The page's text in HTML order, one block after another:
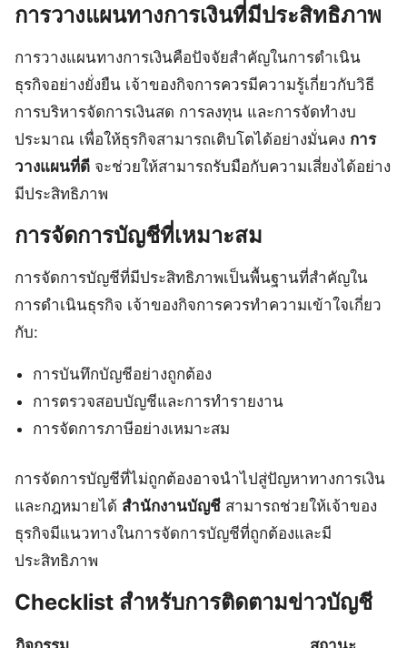
การวางแผนทางการเงินที่มีประสิทธิภาพ
การวางแผนทางการเงินคือปัจจัยสำคัญในการดำเนิน
ธุรกิจอย่างยั่งยืน เจ้าของกิจการควรมีความรู้เกี่ยวกับวิธี
การบริหารจัดการเงินสด การลงทุน และการจัดทำงบ
ประมาณ เพื่อให้ธุรกิจสามารถเติบโตได้อย่างมั่นคง การ
วางแผนที่ดี จะช่วยให้สามารถรับมือกับความเสี่ยงได้อย่าง
มีประสิทธิภาพ
การจัดการบัญชีที่เหมาะสม
การจัดการบัญชีที่มีประสิทธิภาพเป็นพื้นฐานที่สำคัญใน
การดำเนินธุรกิจ เจ้าของกิจการควรทำความเข้าใจเกี่ยว
กับ:
การบันทึกบัญชีอย่างถูกต้อง
การตรวจสอบบัญชีและการทำรายงาน
การจัดการภาษีอย่างเหมาะสม
การจัดการบัญชีที่ไม่ถูกต้องอาจนำไปสู่ปัญหาทางการเงิน
และกฎหมายได้ สำนักงานบัญชี สามารถช่วยให้เจ้าของ
ธุรกิจมีแนวทางในการจัดการบัญชีที่ถูกต้องและมี
ประสิทธิภาพ
Checklist สำหรับการติดตามข่าวบัญชี